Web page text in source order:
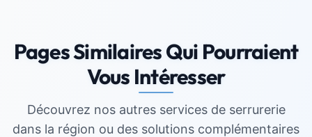
Pages Similaires Qui Pourraient
Vous Intéresser
Découvrez nos autres services de serrurerie
dans la région ou des solutions complémentaires